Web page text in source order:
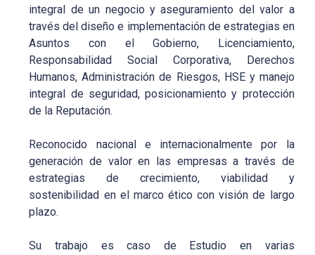
integral de un negocio y aseguramiento del valor a
través del diseño e implementación de estrategias en
Asuntos con el Gobierno, Licenciamiento,
Responsabilidad Social Corporativa, Derechos
Humanos, Administración de Riesgos, HSE y manejo
integral de seguridad, posicionamiento y protección
de la Reputación.
Reconocido nacional e internacionalmente por la
generación de valor en las empresas a través de
estrategias de crecimiento, viabilidad y
sostenibilidad en el marco ético con visión de largo
plazo.
Su trabajo es caso de Estudio en varias